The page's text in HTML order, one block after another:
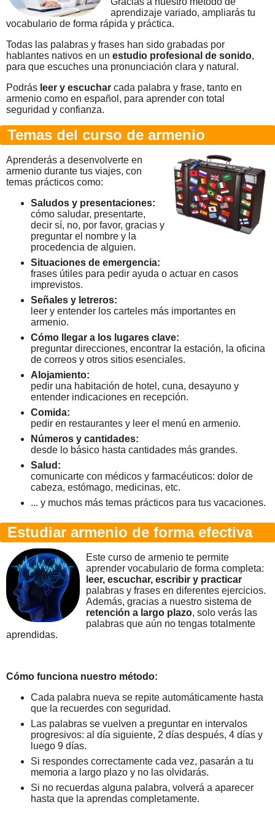
aprendizaje variado, ampliarás tu
vocabulario de forma rápida y práctica.
Todas las palabras y frases han sido grabadas por
hablantes nativos en un estudio profesional de sonido,
para que escuches una pronunciación clara y natural.
Podrás leer y escuchar cada palabra y frase, tanto en
armenio como en español, para aprender con total
seguridad y confianza.
Temas del curso de armenio
Aprenderás a desenvolverte en
armenio durante tus viajes, con
temas prácticos como:
Saludos y presentaciones:
cómo saludar, presentarte,
decir sí, no, por favor, gracias y
preguntar el nombre y la
procedencia de alguien.
Situaciones de emergencia:
frases útiles para pedir ayuda o actuar en casos
imprevistos.
Señales y letreros:
leer y entender los carteles más importantes en
armenio.
Cómo llegar a los lugares clave:
preguntar direcciones, encontrar la estación, la oficina
de correos y otros sitios esenciales.
Alojamiento:
pedir una habitación de hotel, cuna, desayuno y
entender indicaciones en recepción.
Comida:
pedir en restaurantes y leer el menú en armenio.
Números y cantidades:
desde lo básico hasta cantidades más grandes.
Salud:
comunicarte con médicos y farmacéuticos: dolor de
cabeza, estómago, medicinas, etc.
... y muchos más temas prácticos para tus vacaciones.
Estudiar armenio de forma efectiva
Este curso de armenio te permite
aprender vocabulario de forma completa:
leer, escuchar, escribir y practicar
palabras y frases en diferentes ejercicios.
Además, gracias a nuestro sistema de
retención a largo plazo, solo verás las
palabras que aún no tengas totalmente
aprendidas.
Cómo funciona nuestro método:
Cada palabra nueva se repite automáticamente hasta
que la recuerdes con seguridad.
Las palabras se vuelven a preguntar en intervalos
progresivos: al día siguiente, 2 días después, 4 días y
luego 9 días.
Si respondes correctamente cada vez, pasarán a tu
memoria a largo plazo y no las olvidarás.
Si no recuerdas alguna palabra, volverá a aparecer
hasta que la aprendas completamente.